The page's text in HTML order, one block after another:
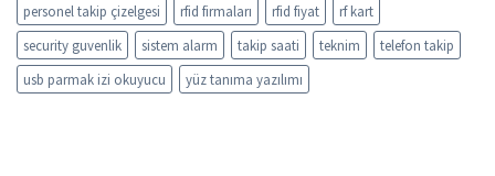
personel takip çizelgesi
rfid firmaları rfid fiyat
rf kart
security guvenlik
sistem alarm takip saati teknim
telefon takip
usb parmak izi okuyucu
yüz tanıma yazılımı